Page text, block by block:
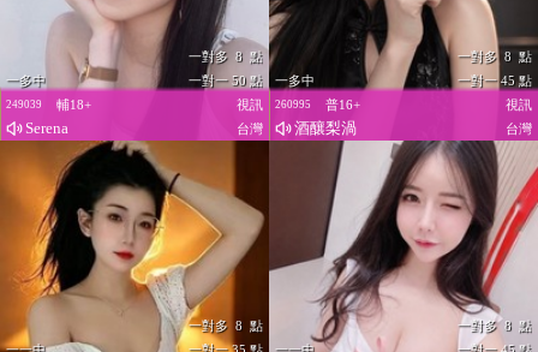
一多中
一對多 8 點
一對一 50 點
輔18+
視訊
249039
Serena 台灣
一多中
一對多 8 點
一對一 45 點
普16+
視訊
260995
酒釀梨渦 台灣
一對多 8 點
一對多 8 點